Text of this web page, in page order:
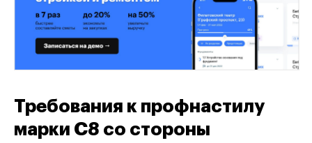
Требования к профнастилу
марки С8 со стороны